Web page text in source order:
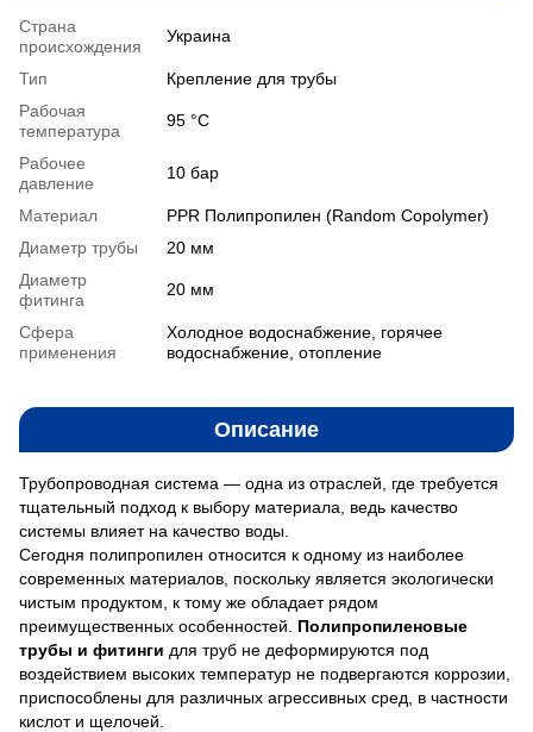
Страна
происхождения
Украина
Тип
Крепление для трубы
Рабочая
температура
95 °C
Рабочее
давление
10 бар
Материал
PPR Полипропилен (Random Copolymer)
Диаметр трубы
20 мм
Диаметр
фитинга
20 мм
Сфера
применения
Холодное водоснабжение, горячее
водоснабжение, отопление
Описание
Трубопроводная система — одна из отраслей, где требуется
тщательный подход к выбору материала, ведь качество
системы влияет на качество воды.
Сегодня полипропилен относится к одному из наиболее
современных материалов, поскольку является экологически
чистым продуктом, к тому же обладает рядом
преимущественных особенностей. Полипропиленовые
трубы и фитинги для труб не деформируются под
воздействием высоких температур не подвергаются коррозии,
приспособлены для различных агрессивных сред, в частности
кислот и щелочей.